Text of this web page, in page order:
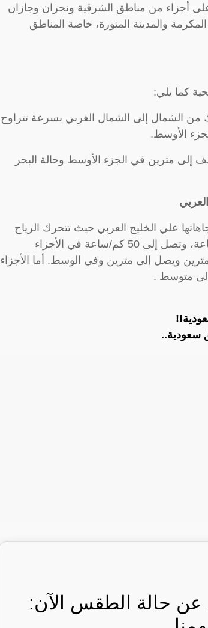
على أجزاء من مناطق الشرقية ونجران وجازان
والمدينة المنورة، خاصة المناطق
كما يلي:
من الشمال إلى الشمال الغربي بسرعة تتراوح
إلى مترين في الجزء الأوسط وحالة البحر
علي الخليج العربي حيث تتحرك الرياح
السطحية شمالية غربية بسرعة من 10 إلى 30 كم/ساعة، وتصل إلى 50 كم/ساعة في الأجزاء
ويصل إلى مترين وفي الوسط. أما الأجزاء
متوسط ​​.
عن حالة الطقس الآن: